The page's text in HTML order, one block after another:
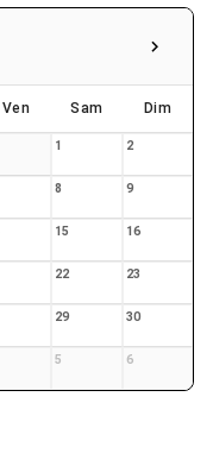
Ven Sam Dim
1 2
8 9
15 16
22 23
29 30
5 6